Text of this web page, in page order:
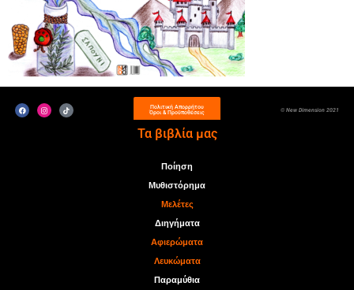
Πολιτική Απορρήτου
Όροι & Προϋποθέσεις
© New Dimension 2021
Τα βιβλία μας
Ποίηση
Μυθιστόρημα
Μελέτες
Διηγήματα
Αφιερώματα
Λευκώματα
Παραμύθια